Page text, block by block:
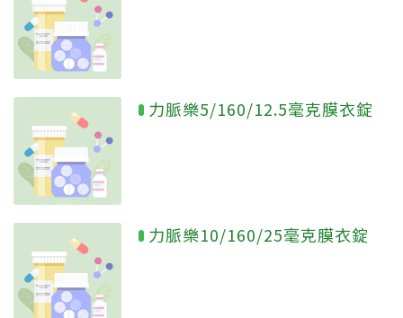
力脈樂5/160/12.5毫克膜衣錠
力脈樂10/160/25毫克膜衣錠